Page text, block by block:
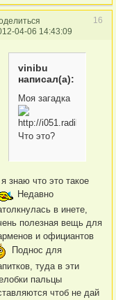
16
04-06 14:43:09
vinibu
написал(а):
Моя загадка
Что это?
знаю что это такое
Недавно
в инете,
полезная вещь для
и официантов
Поднос для
туда в эти
пальцы
чтоб не дай